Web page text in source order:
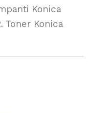
Konica
Toner Konica